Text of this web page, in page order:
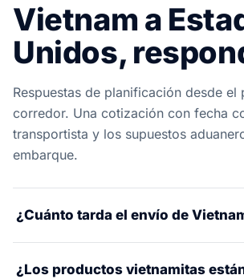
Vietnam a
Unidos,
Respuestas de planificación desde el
corredor. Una cotización con fecha
transportista y los supuestos
embarque.
¿Cuánto tarda el envío de
De Ciudad Ho Chi Minh (Cat Lai/Cai
¿Los productos vietnamitas